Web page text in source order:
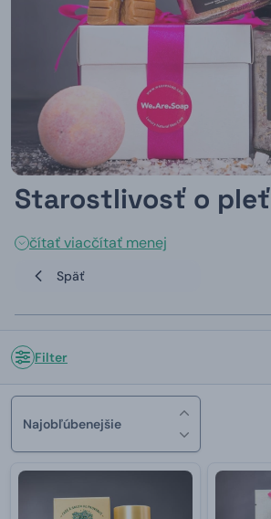
Starostlivosť o pleť
čítať viacčítať menej
Späť
Filter
Najobľúbenejšie